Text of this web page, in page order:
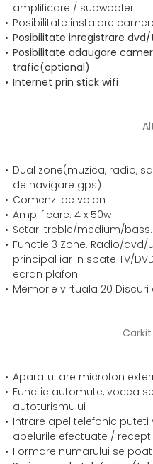
amplificare / subwoofer
Posibilitate instalare
Posibilitate inregistrare
Posibilitate adaugare
trafic(optional)
Internet prin stick wifi
Dual zone(muzica, radio,
de navigare gps)
Comenzi pe volan
Amplificare: 4 x 50w
Setari treble/medium/bass.
Functie 3 Zone. Radio/dvd/
principal iar in spate TV/
ecran plafon
Memorie virtuala 20 Discuri
Aparatul are microfon
Functie automute, vocea
autoturismului
Intrare apel telefonic
apelurile efectuate /
Formare numarului se